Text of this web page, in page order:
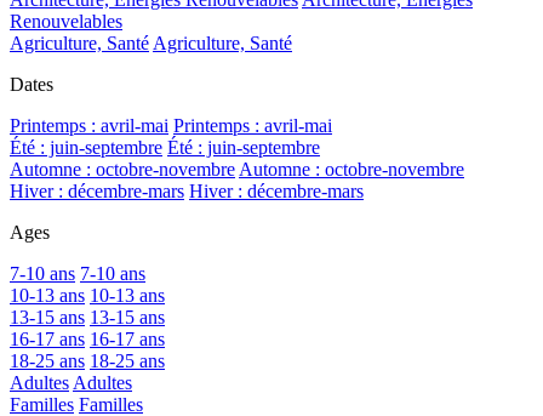
Renouvelables
Agriculture, Santé Agriculture, Santé
Dates
Printemps : avril-mai Printemps : avril-mai
Été : juin-septembre Été : juin-septembre
Automne : octobre-novembre Automne : octobre-novembre
Hiver : décembre-mars Hiver : décembre-mars
Ages
7-10 ans 7-10 ans
10-13 ans 10-13 ans
13-15 ans 13-15 ans
16-17 ans 16-17 ans
18-25 ans 18-25 ans
Adultes Adultes
Familles Familles